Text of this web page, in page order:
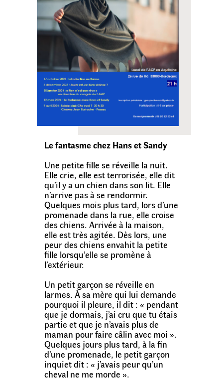
Le fantasme chez Hans et Sandy
Une petite fille se réveille la nuit.
Elle crie, elle est terrorisée, elle dit
qu’il y a un chien dans son lit. Elle
n’arrive pas à se rendormir.
Quelques mois plus tard, lors d’une
promenade dans la rue, elle croise
des chiens. Arrivée à la maison,
elle est très agitée. Dès lors, une
peur des chiens envahit la petite
fille lorsqu’elle se promène à
l’extérieur.
Un petit garçon se réveille en
larmes. À sa mère qui lui demande
pourquoi il pleure, il dit : « pendant
que je dormais, j’ai cru que tu étais
partie et que je n’avais plus de
maman pour faire câlin avec moi ».
Quelques jours plus tard, à la fin
d’une promenade, le petit garçon
inquiet dit : « j’avais peur qu’un
cheval ne me morde ».